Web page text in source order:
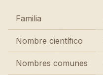
Familia
Nombre científico
Nombres comunes